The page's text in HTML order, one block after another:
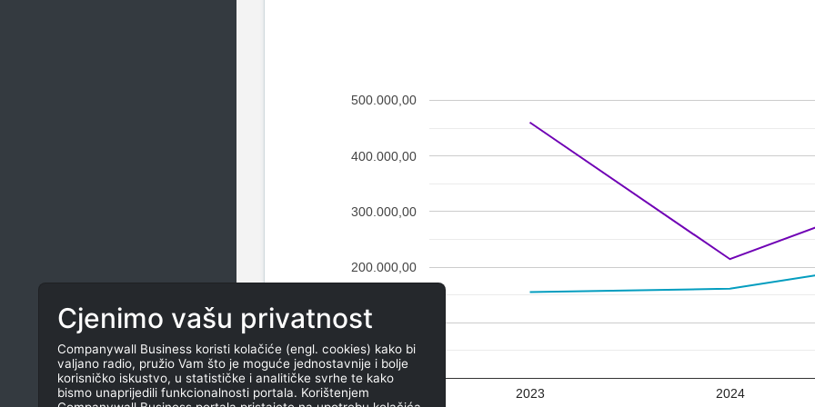
2023 2024
0,00
100.000,00
200.000,00
300.000,00
400.000,00
500.000,00
Cjenimo vašu privatnost
Companywall Business koristi kolačiće (engl. cookies) kako bi
valjano radio, pružio Vam što je moguće jednostavnije i bolje
korisničko iskustvo, u statističke i analitičke svrhe te kako
bismo unaprijedili funkcionalnosti portala. Korištenjem